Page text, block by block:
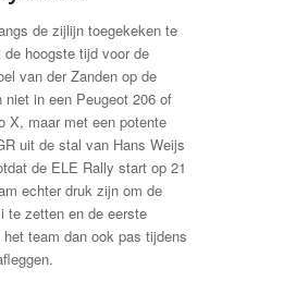
de zijlijn toegekeken te
de hoogste tijd voor de
van der Zanden op de
niet in een Peugeot 206 of
X, maar met een potente
uit de stal van Hans Weijs
de ELE Rally start op 21
echter druk zijn om de
te zetten en de eerste
team dan ook pas tijdens